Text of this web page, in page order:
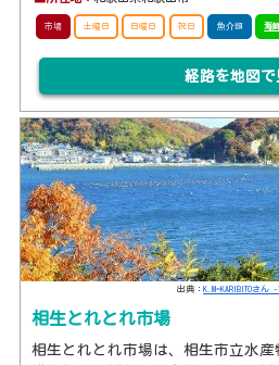
市場 土曜日 日曜日 祝日 魚介類 海
経路を地図で
出典：K.M=KARIBITOさん
相生とれとれ市場
相生とれとれ市場は、相生市立水産